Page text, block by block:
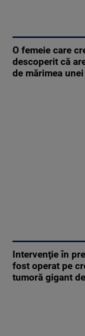
O femeie care
descoperit că
de mărimea
Intervenţie în
fost operat pe
tumoră gigant